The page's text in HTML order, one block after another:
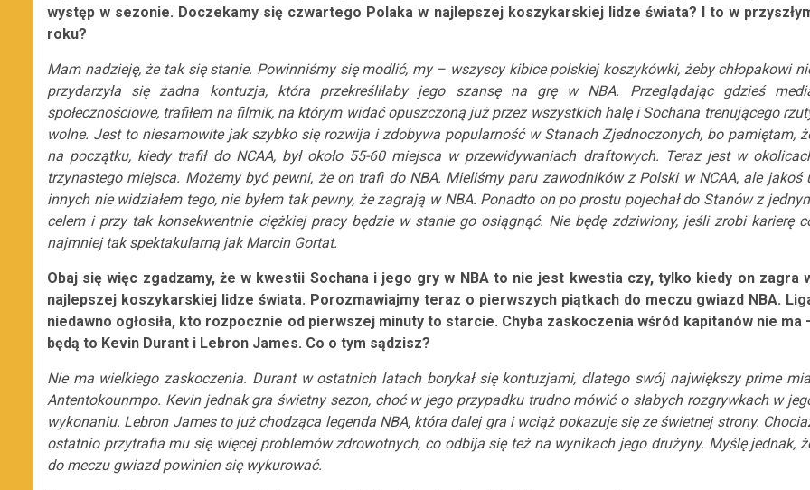
występ w sezonie. Doczekamy się czwartego Polaka w najlepszej koszykarskiej lidze świata? I to w
roku?
Mam nadzieję, że tak się stanie. Powinniśmy się modlić, my – wszyscy kibice polskiej koszykówki, żeby chłopakowi
przydarzyła się żadna kontuzja, która przekreśliłaby jego szansę na grę w NBA. Przeglądając gdzieś
społecznościowe, trafiłem na filmik, na którym widać opuszczoną już przez wszystkich halę i Sochana trenującego
wolne. Jest to niesamowite jak szybko się rozwija i zdobywa popularność w Stanach Zjednoczonych, bo pamiętam,
na początku, kiedy trafił do NCAA, był około 55-60 miejsca w przewidywaniach draftowych. Teraz jest w
trzynastego miejsca. Możemy być pewni, że on trafi do NBA. Mieliśmy paru zawodników z Polski w NCAA, ale jakoś
innych nie widziałem tego, nie byłem tak pewny, że zagrają w NBA. Ponadto on po prostu pojechał do Stanów z
celem i przy tak konsekwentnie ciężkiej pracy będzie w stanie go osiągnąć. Nie będę zdziwiony, jeśli zrobi karierę
najmniej tak spektakularną jak Marcin Gortat.
Obaj się więc zgadzamy, że w kwestii Sochana i jego gry w NBA to nie jest kwestia czy, tylko kiedy on zagra
najlepszej koszykarskiej lidze świata. Porozmawiajmy teraz o pierwszych piątkach do meczu gwiazd NBA.
niedawno ogłosiła, kto rozpocznie od pierwszej minuty to starcie. Chyba zaskoczenia wśród kapitanów nie ma
będą to Kevin Durant i Lebron James. Co o tym sądzisz?
Nie ma wielkiego zaskoczenia. Durant w ostatnich latach borykał się kontuzjami, dlatego swój największy prime
Antentokounmpo. Kevin jednak gra świetny sezon, choć w jego przypadku trudno mówić o słabych rozgrywkach w
wykonaniu. Lebron James to już chodząca legenda NBA, która dalej gra i wciąż pokazuje się ze świetnej strony.
ostatnio przytrafia mu się więcej problemów zdrowotnych, co odbija się też na wynikach jego drużyny. Myślę jednak,
do meczu gwiazd powinien się wykurować.